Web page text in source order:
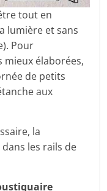
tout en
lumière et sans
Pour
mieux élaborées,
de petits
aux
la
les rails de